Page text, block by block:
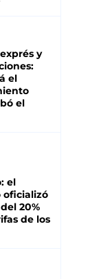
y
el
el
el
oficializó
20%
de los